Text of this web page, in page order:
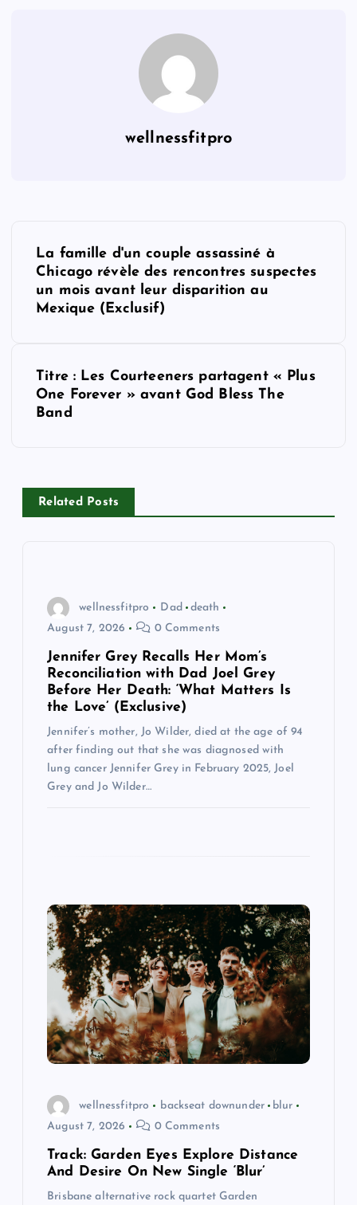
wellnessfitpro
La famille d'un couple assassiné à
Chicago révèle des rencontres suspectes
un mois avant leur disparition au
Mexique (Exclusif)
Titre : Les Courteeners partagent « Plus
One Forever » avant God Bless The
Band
Related Posts
wellnessfitpro Dad
death
August 7, 2026
0 Comments
Jennifer Grey Recalls Her Mom’s
Reconciliation with Dad Joel Grey
Before Her Death: ‘What Matters Is
the Love’ (Exclusive)
Jennifer’s mother, Jo Wilder, died at the age of 94
after finding out that she was diagnosed with
lung cancer Jennifer Grey in February 2025, Joel
Grey and Jo Wilder…
wellnessfitpro backseat downunder
blur
August 7, 2026
0 Comments
Track: Garden Eyes Explore Distance
And Desire On New Single ‘Blur’
Brisbane alternative rock quartet Garden